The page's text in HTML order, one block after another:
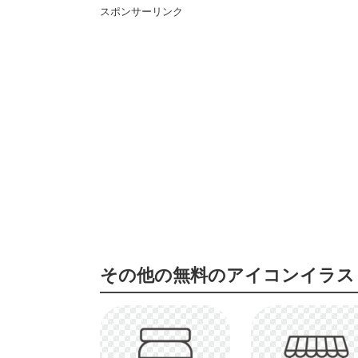
スポンサーリンク
その他の無料のアイコンイラ